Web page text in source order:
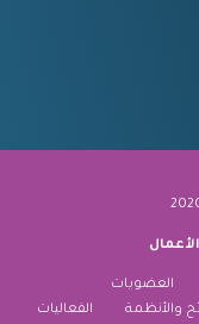
العضويات
والأنظمة الفعاليات